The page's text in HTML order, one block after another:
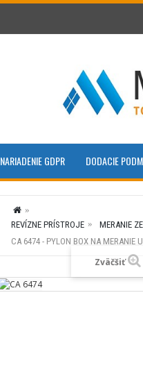
NARIADENIE GDPR DODACIE
REVÍZNE PRÍSTROJE MERANIE
CA 6474 - PYLON BOX NA MERANIE
Zväčšiť